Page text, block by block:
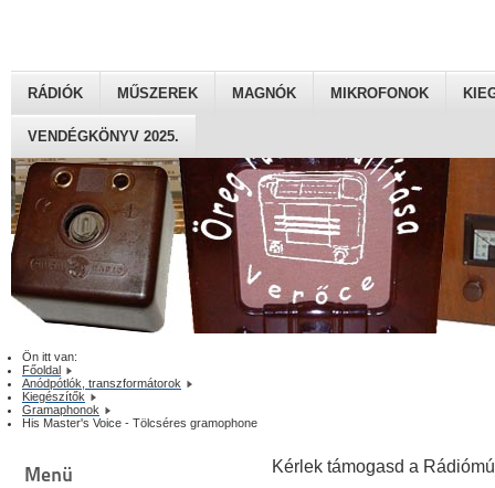
RÁDIÓK MŰSZEREK MAGNÓK MIKROFONOK
VENDÉGKÖNYV 2025.
Ön itt van:
Főoldal
Anódpótlók, transzformátorok
Kiegészítők
Gramaphonok
His Master's Voice - Tölcséres gramophone
Menü Kérlek támogasd a